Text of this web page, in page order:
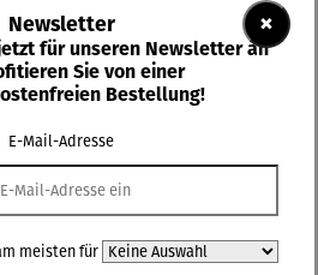
×
Newsletter
für unseren Newsletter an
Sie von einer
Bestellung!
E-Mail-Adresse
meisten für